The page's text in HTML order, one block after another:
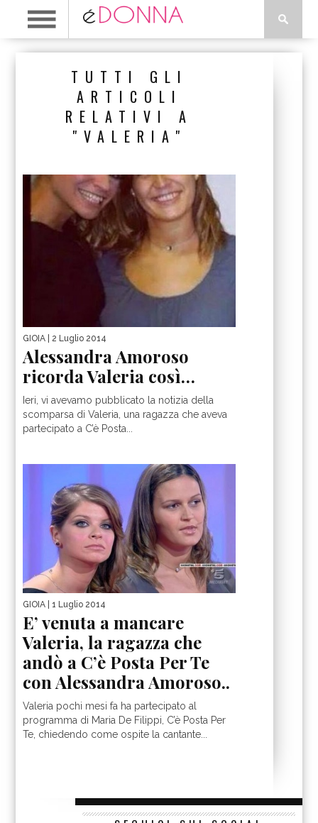
TUTTI GLI
ARTICOLI
RELATIVI A
"VALERIA"
GIOIA | 2 Luglio 2014
Alessandra Amoroso
ricorda Valeria così…
Ieri, vi avevamo pubblicato la notizia della
scomparsa di Valeria, una ragazza che aveva
partecipato a C’è Posta...
GIOIA | 1 Luglio 2014
E’ venuta a mancare
Valeria, la ragazza che
andò a C’è Posta Per Te
con Alessandra Amoroso..
Valeria pochi mesi fa ha partecipato al
programma di Maria De Filippi, C’è Posta Per
Te, chiedendo come ospite la cantante...